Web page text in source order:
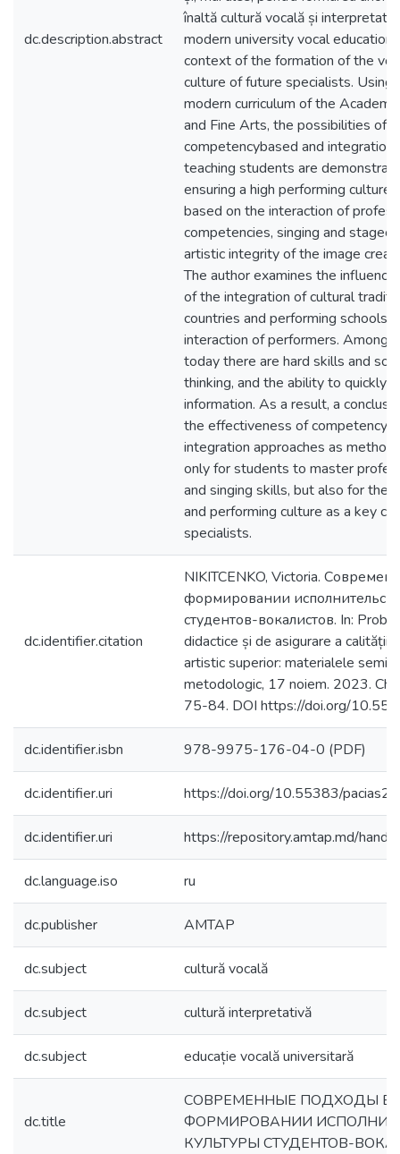
dc.description.abstract
înaltă cultură vocală și
modern university vocal education
context of the formation of the
culture of future specialists.
modern curriculum of the
and Fine Arts, the possibilities of
competencybased and integration
teaching students are
ensuring a high performing culture
based on the interaction of
competencies, singing and
artistic integrity of the image
The author examines the
of the integration of cultural
countries and performing schools,
interaction of performers. Among
today there are hard skills and
thinking, and the ability to quickly
information. As a result, a
the effectiveness of
integration approaches as
only for students to master
and singing skills, but also for the
and performing culture as a key
specialists.
dc.identifier.citation
NIKITCENKO, Victoria.
формировании
студентов-вокалистов. In:
didactice și de asigurare a calității
artistic superior: materialele
metodologic, 17 noiem. 2023.
75-84. DOI https://doi.org/
dc.identifier.isbn 978-9975-176-04-0 (PDF)
dc.identifier.uri https://doi.org/10.55383/
dc.identifier.uri https://repository.amtap.md/
dc.language.iso ru
dc.publisher AMTAP
dc.subject cultură vocală
dc.subject cultură interpretativă
dc.subject educație vocală universitară
dc.title
CОВРЕМЕННЫЕ ПОДХОДЫ В
ФОРМИРОВАНИИ
КУЛЬТУРЫ СТУДЕНТОВ-